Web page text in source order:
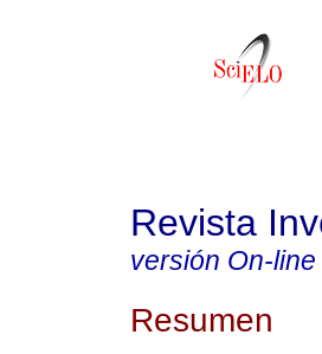
Revista
versión On-line
Resumen